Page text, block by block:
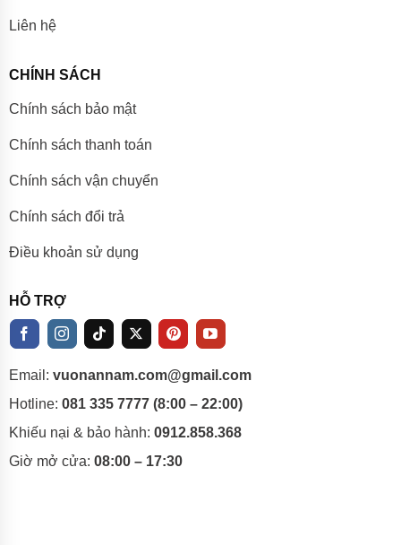
Liên hệ
CHÍNH SÁCH
Chính sách bảo mật
Chính sách thanh toán
Chính sách vận chuyển
Chính sách đổi trả
Điều khoản sử dụng
HỖ TRỢ
Email: vuonannam.com@gmail.com
Hotline: 081 335 7777 (8:00 – 22:00)
Khiếu nại & bảo hành: 0912.858.368
Giờ mở cửa: 08:00 – 17:30